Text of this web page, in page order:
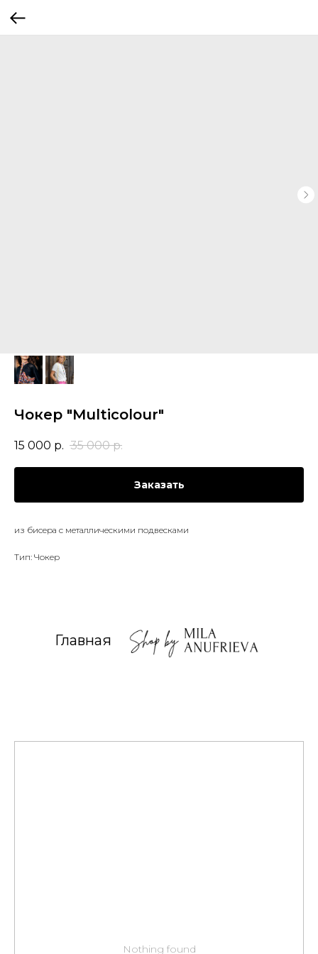
Чокер "Multicolour"
15 000 р. 35 000 р.
Заказать
из бисера с металлическими подвесками
Тип: Чокер
Главная
Nothing found